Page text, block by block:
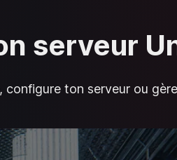
serveur
ton serveur ou